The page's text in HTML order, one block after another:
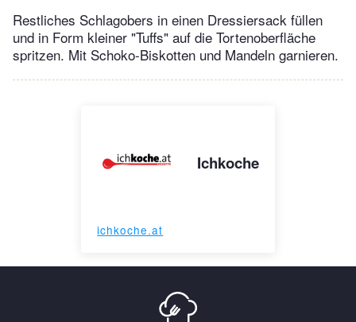
Restliches Schlagobers in einen Dressiersack füllen
und in Form kleiner "Tuffs" auf die Tortenoberfläche
spritzen. Mit Schoko-Biskotten und Mandeln garnieren.
Ichkoche
ichkoche.at